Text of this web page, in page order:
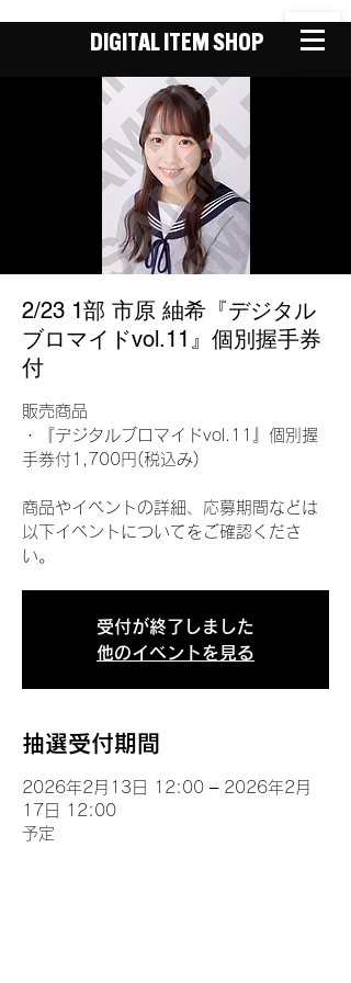
DIGITAL ITEM SHOP
2/23 1部 市原 紬希『デジタル
ブロマイドvol.11』個別握手券
付
販売商品
・『デジタルブロマイドvol.11』個別握
手券付1,700円(税込み)
商品やイベントの詳細、応募期間などは
以下イベントについてをご確認くださ
い。
受付が終了しました
他のイベントを見る
抽選受付期間
2026年2月13日 12:00 – 2026年2月
17日 12:00
予定